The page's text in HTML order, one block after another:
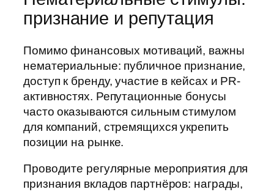
признание и репутация
Помимо финансовых мотиваций, важны
нематериальные: публичное признание,
доступ к бренду, участие в кейсах и PR-
активностях. Репутационные бонусы
часто оказываются сильным стимулом
для компаний, стремящихся укрепить
позиции на рынке.
Проводите регулярные мероприятия для
признания вкладов партнёров: награды,